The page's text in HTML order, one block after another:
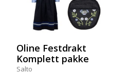
Oline Festdrakt
Komplett pakke
Salto